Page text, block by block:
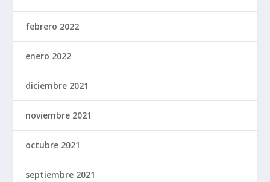
febrero 2022
enero 2022
diciembre 2021
noviembre 2021
octubre 2021
septiembre 2021